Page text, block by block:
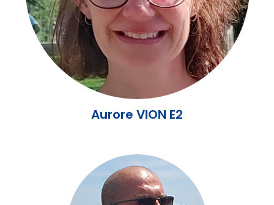
Aurore VION E2